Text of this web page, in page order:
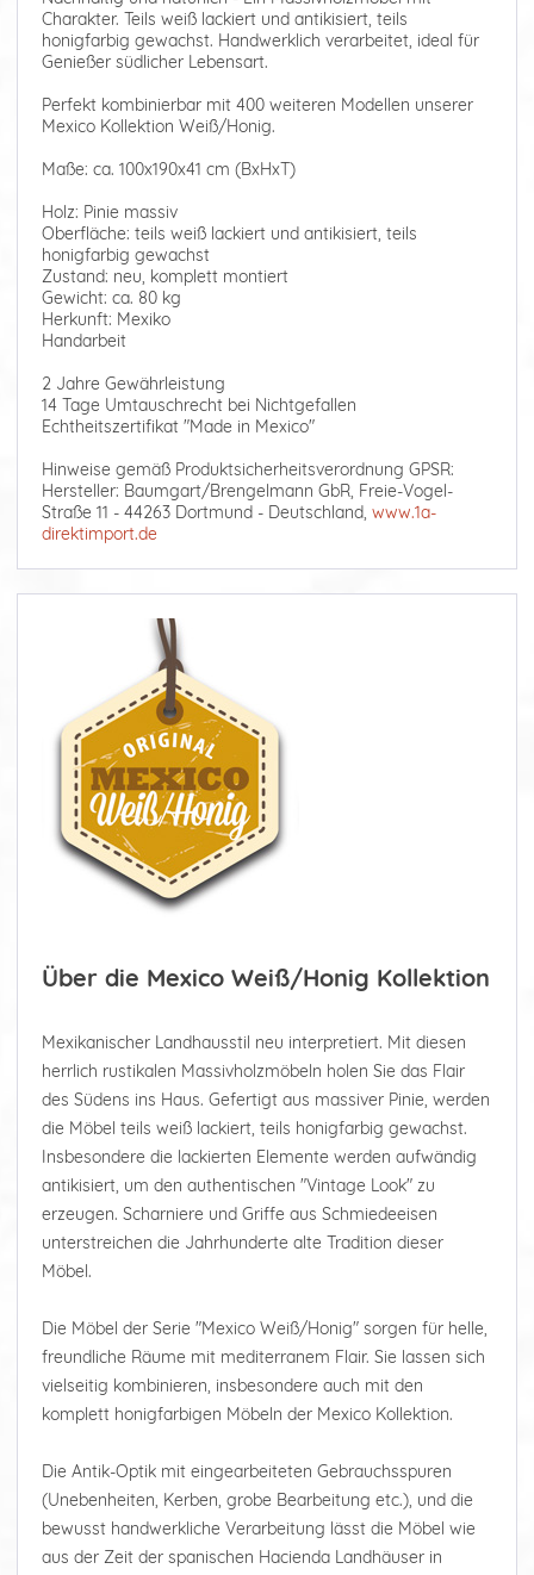
Charakter. Teils weiß lackiert und antikisiert, teils
honigfarbig gewachst. Handwerklich verarbeitet, ideal für
Genießer südlicher Lebensart.
Perfekt kombinierbar mit 400 weiteren Modellen unserer
Mexico Kollektion Weiß/Honig.
Maße: ca. 100x190x41 cm (BxHxT)
Holz: Pinie massiv
Oberfläche: teils weiß lackiert und antikisiert, teils
honigfarbig gewachst
Zustand: neu, komplett montiert
Gewicht: ca. 80 kg
Herkunft: Mexiko
Handarbeit
2 Jahre Gewährleistung
14 Tage Umtauschrecht bei Nichtgefallen
Echtheitszertifikat "Made in Mexico"
Hinweise gemäß Produktsicherheitsverordnung GPSR:
Hersteller: Baumgart/Brengelmann GbR, Freie-Vogel-
Straße 11 - 44263 Dortmund - Deutschland, www.1a-
direktimport.de
Über die Mexico Weiß/Honig Kollektion
Mexikanischer Landhausstil neu interpretiert. Mit diesen
herrlich rustikalen Massivholzmöbeln holen Sie das Flair
des Südens ins Haus. Gefertigt aus massiver Pinie, werden
die Möbel teils weiß lackiert, teils honigfarbig gewachst.
Insbesondere die lackierten Elemente werden aufwändig
antikisiert, um den authentischen "Vintage Look" zu
erzeugen. Scharniere und Griffe aus Schmiedeeisen
unterstreichen die Jahrhunderte alte Tradition dieser
Möbel.
Die Möbel der Serie "Mexico Weiß/Honig" sorgen für helle,
freundliche Räume mit mediterranem Flair. Sie lassen sich
vielseitig kombinieren, insbesondere auch mit den
komplett honigfarbigen Möbeln der Mexico Kollektion.
Die Antik-Optik mit eingearbeiteten Gebrauchsspuren
(Unebenheiten, Kerben, grobe Bearbeitung etc.), und die
bewusst handwerkliche Verarbeitung lässt die Möbel wie
aus der Zeit der spanischen Hacienda Landhäuser in